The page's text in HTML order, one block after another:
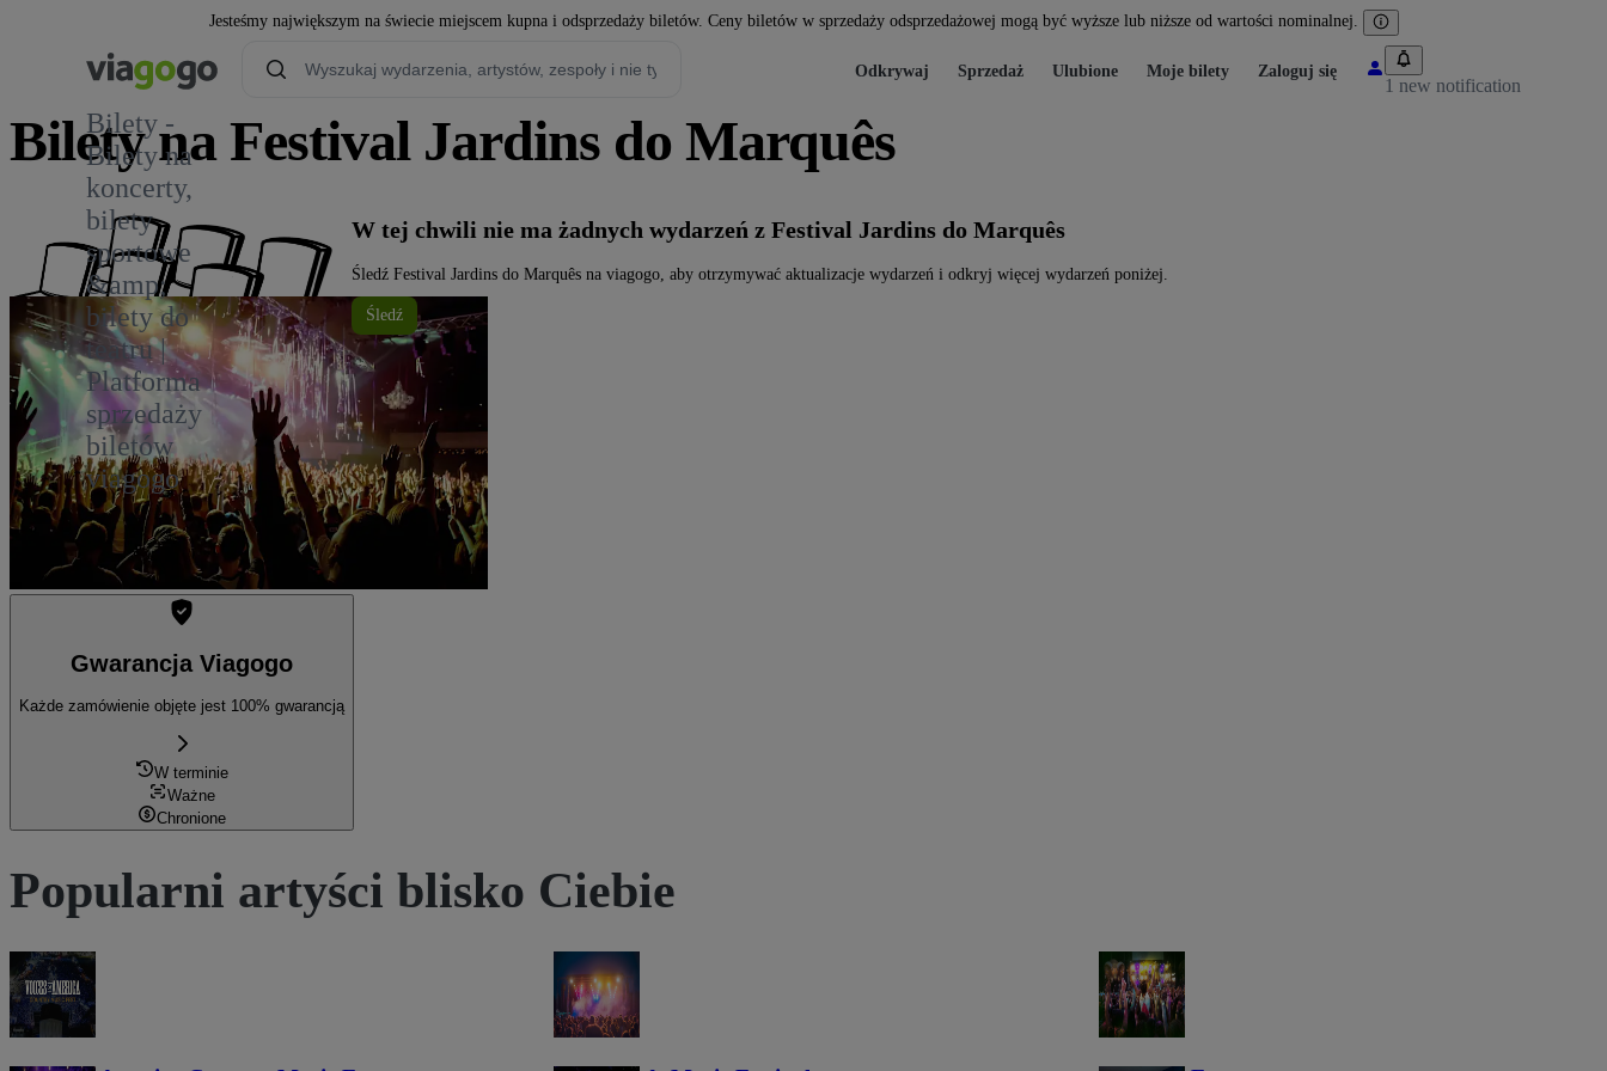
Jesteśmy największym na świecie miejscem kupna i odsprzedaży biletów. Ceny biletów w sprzedaży odsprzedażowej mogą być wyższe lub niższe od wartości nominalnej.
Bilety -
Bilety na
koncerty,
bilety
sportowe
&amp;
bilety do
teatru |
Platforma
sprzedaży
biletów
viagogo
Odkrywaj Sprzedaż Ulubione Moje bilety Zaloguj się
1 new notification
Bilety na Festival Jardins do Marquês
W tej chwili nie ma żadnych wydarzeń z Festival Jardins do Marquês
Śledź Festival Jardins do Marquês na viagogo, aby otrzymywać aktualizacje wydarzeń i odkryj więcej wydarzeń poniżej.
Śledź
Gwarancja Viagogo
Każde zamówienie objęte jest 100% gwarancją
W terminie
Ważne
Chronione
Popularni artyści blisko Ciebie